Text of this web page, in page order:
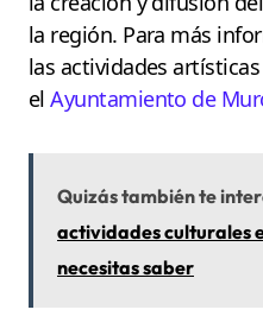
la región. Para más
las actividades
elAyuntamiento de
Quizás también te
actividades culturales
necesitas saber